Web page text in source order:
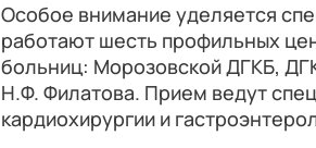
Особое внимание уделяется
работают шесть профильных
больниц: Морозовской ДГКБ,
Н.Ф. Филатова. Прием ведут
кардиохирургии и